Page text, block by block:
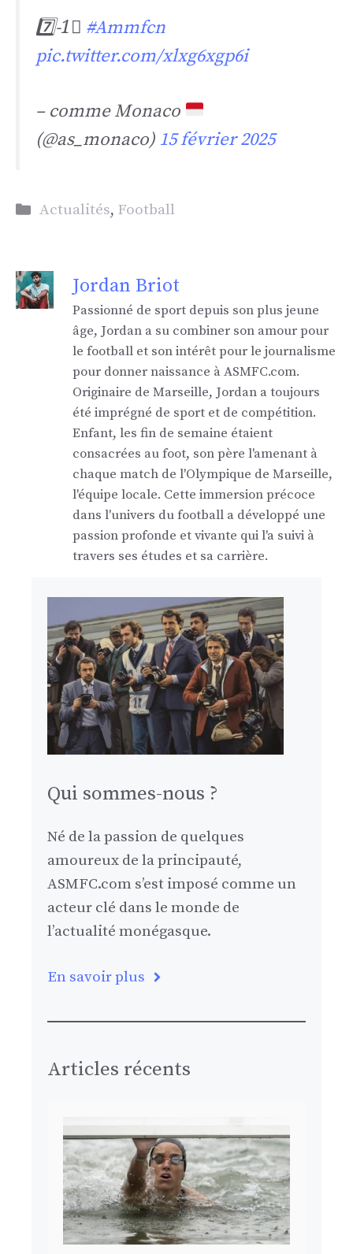
7️⃣-1⃣ #Ammfcn
pic.twitter.com/xlxg6xgp6i
– comme Monaco
(@as_monaco) 15 février 2025
Catégories
Actualités, Football
Jordan Briot
Passionné de sport depuis son plus jeune
âge, Jordan a su combiner son amour pour
le football et son intérêt pour le journalisme
pour donner naissance à ASMFC.com.
Originaire de Marseille, Jordan a toujours
été imprégné de sport et de compétition.
Enfant, les fin de semaine étaient
consacrées au foot, son père l'amenant à
chaque match de l'Olympique de Marseille,
l'équipe locale. Cette immersion précoce
dans l'univers du football a développé une
passion profonde et vivante qui l'a suivi à
travers ses études et sa carrière.
Qui sommes-nous ?
Né de la passion de quelques
amoureux de la principauté,
ASMFC.com s’est imposé comme un
acteur clé dans le monde de
l’actualité monégasque.
En savoir plus
Articles récents